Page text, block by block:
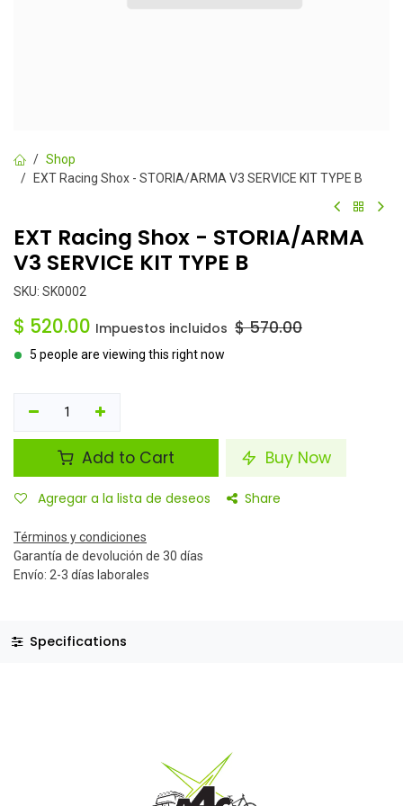
Shop
EXT Racing Shox - STORIA/ARMA V3 SERVICE KIT TYPE B
EXT Racing Shox - STORIA/ARMA
V3 SERVICE KIT TYPE B
SKU: SK0002
$ 520.00 Impuestos incluidos $570.00
5 people are viewing this right now
Add to Cart Buy Now
Agregar a la lista de deseos Share
Términos y condiciones
Garantía de devolución de 30 días
Envío: 2-3 días laborales
Specifications